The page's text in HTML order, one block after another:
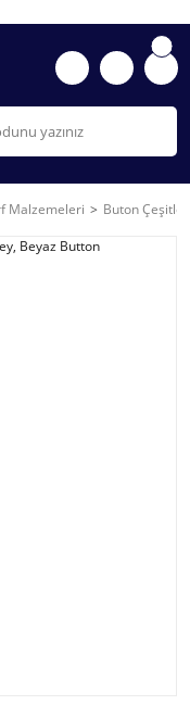
Malzemeleri Buton